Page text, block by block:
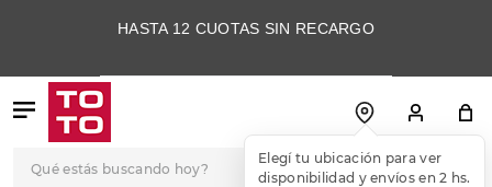
HASTA 12 CUOTAS SIN RECARGO
Elegí tu ubicación para ver
disponibilidad y envíos en 2 hs.